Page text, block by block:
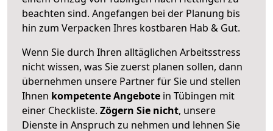
beachten sind. Angefangen bei der Planung bis
hin zum Verpacken Ihres kostbaren Hab & Gut.
Wenn Sie durch Ihren alltäglichen Arbeitsstress
nicht wissen, was Sie zuerst planen sollen, dann
übernehmen unsere Partner für Sie und stellen
Ihnen kompetente Angebote in Tübingen mit
einer Checkliste. Zögern Sie nicht, unsere
Dienste in Anspruch zu nehmen und lehnen Sie